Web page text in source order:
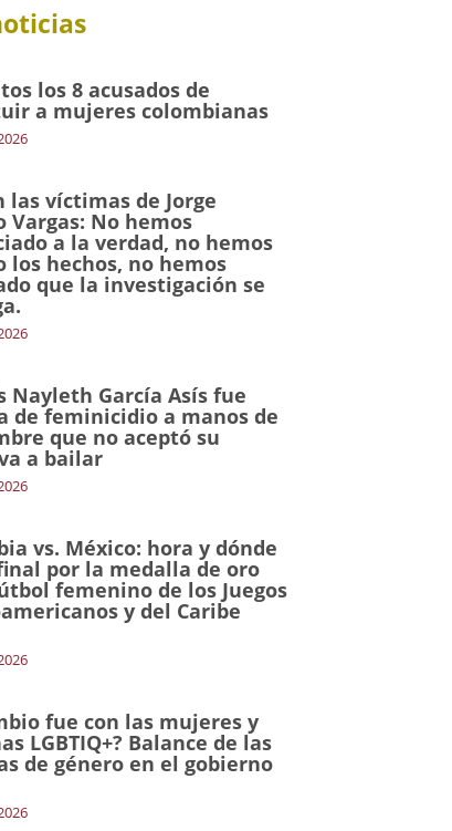
los 8 acusados de
a mujeres colombianas
las víctimas de Jorge
Vargas: No hemos
a la verdad, no hemos
los hechos, no hemos
que la investigación se
Nayleth García Asís fue
de feminicidio a manos de
que no aceptó su
a bailar
vs. México: hora y dónde
por la medalla de oro
femenino de los Juegos
y del Caribe
fue con las mujeres y
LGBTIQ+? Balance de las
de género en el gobierno